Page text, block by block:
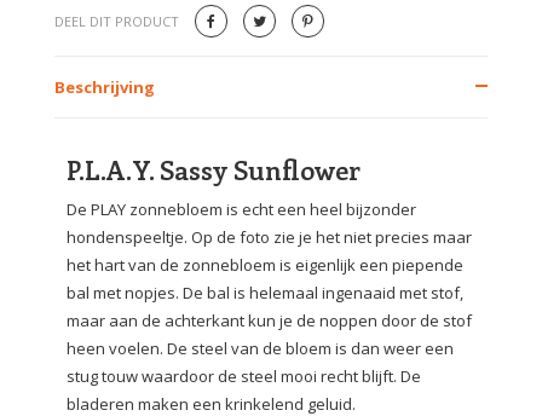
DEEL DIT PRODUCT
Beschrijving
P.L.A.Y. Sassy Sunflower
De PLAY zonnebloem is echt een heel bijzonder
hondenspeeltje. Op de foto zie je het niet precies maar
het hart van de zonnebloem is eigenlijk een piepende
bal met nopjes. De bal is helemaal ingenaaid met stof,
maar aan de achterkant kun je de noppen door de stof
heen voelen. De steel van de bloem is dan weer een
stug touw waardoor de steel mooi recht blijft. De
bladeren maken een krinkelend geluid.